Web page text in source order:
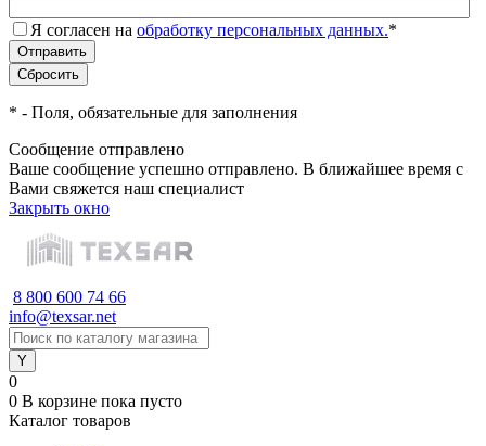
Я согласен на обработку персональных данных.*
* - Поля, обязательные для заполнения
Сообщение отправлено
Ваше сообщение успешно отправлено. В ближайшее время с
Вами свяжется наш специалист
Закрыть окно
8 800 600 74 66
info@texsar.net
0
0 В корзине пока пусто
Каталог товаров